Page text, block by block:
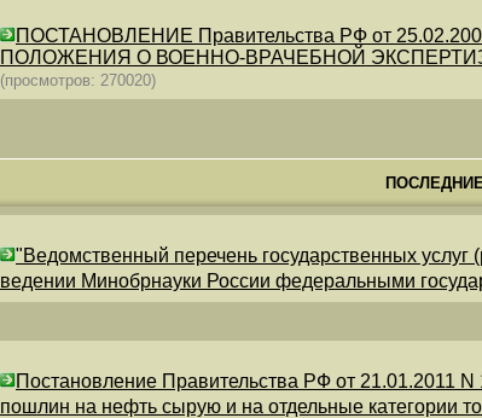
ПОСТАНОВЛЕНИЕ Правительства РФ от
ПОЛОЖЕНИЯ О ВОЕННО-ВРАЧЕБНОЙ
(просмотров: 270020)
"Ведомственный перечень государственных
ведении Минобрнауки России федеральными
Постановление Правительства РФ от 21.01.2011
пошлин на нефть сырую и на отдельные категории